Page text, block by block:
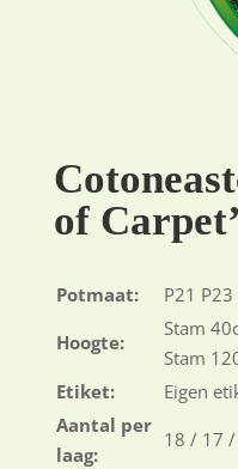
of Carpet’
Potmaat:
P21 P23
Hoogte:
Stam
Stam
Etiket:
Eigen
Aantal per
laag:
18 / 17